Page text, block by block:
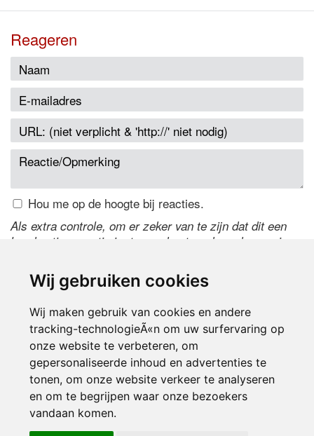
Wij gebruiken cookies
Wij maken gebruik van cookies en andere
tracking-technologieÃ«n om uw surfervaring op
onze website te verbeteren, om
gepersonaliseerde inhoud en advertenties te
tonen, om onze website verkeer te analyseren
en om te begrijpen waar onze bezoekers
vandaan komen.
Reageren
Hou me op de hoogte bij reacties.
Als extra controle, om er zeker van te zijn dat dit een
handmatige reactie is, typ onderstaande code over in
de code te wijzigen.